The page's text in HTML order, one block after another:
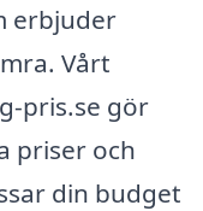
erbjuder
Vårt
pris.se gör
priser och
din budget